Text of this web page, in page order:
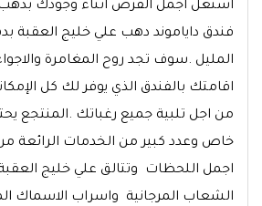
استغل اجمل الفرص اثناء وجودك بدهب
فندق داياموند دهب علي خليج العقبة
المليل .سوف تجد روح المغامرة
اقامتك بالفندق الذي يوفر لك كل
من اجل تلبية جميع رغباتك .المنتجع
خاص وعدد كبير من الخدمات الرائعة
اجمل اللحظات وتتالق علي خليج
الشعاب المرجانية واسراب الاسماك